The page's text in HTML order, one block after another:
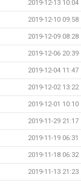
2019-12-13 10:04
2019-12-10 09:58
2019-12-09 08:28
2019-12-06 20:39
2019-12-04 11:47
2019-12-02 13:22
2019-12-01 10:10
2019-11-29 21:17
2019-11-19 06:31
2019-11-18 06:32
2019-11-13 21:23